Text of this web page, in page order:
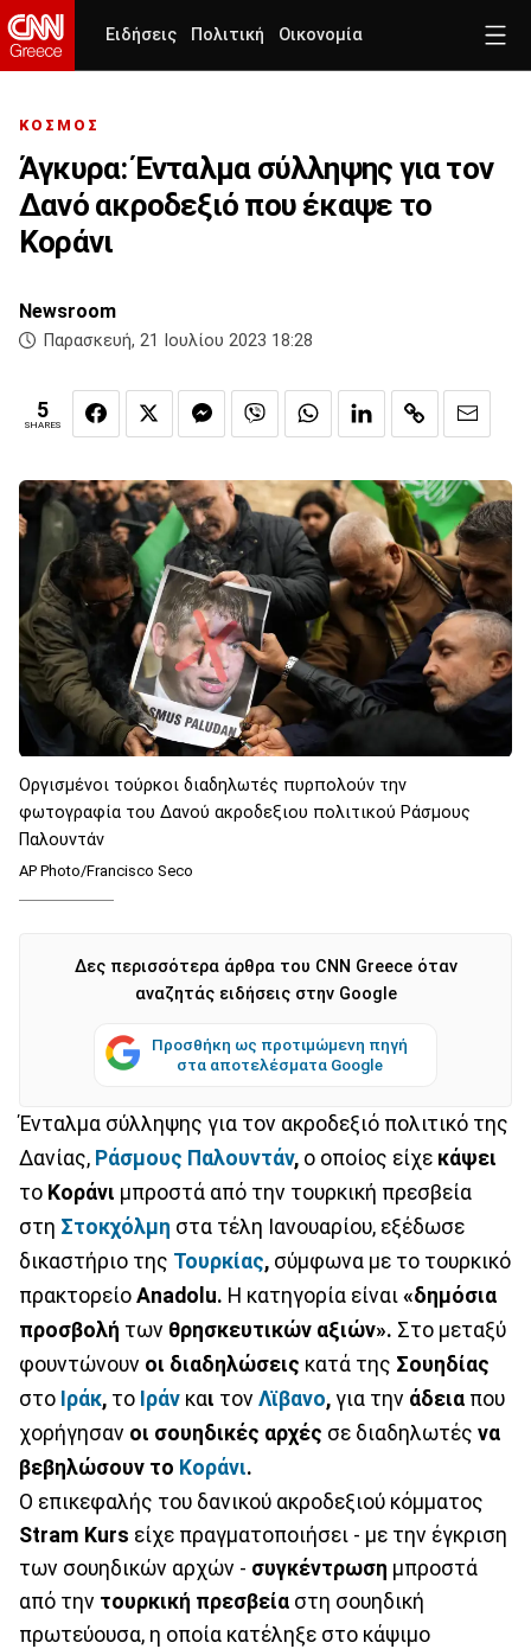
Ειδήσεις Πολιτική Οικονομία
ΚΟΣΜΟΣ
Άγκυρα: Ένταλμα σύλληψης για τον
Δανό ακροδεξιό που έκαψε το
Κοράνι
Newsroom
Παρασκευή, 21 Ιουλίου 2023 18:28
5
SHARES
Οργισμένοι τούρκοι διαδηλωτές πυρπολούν την
φωτογραφία του Δανού ακροδεξιου πολιτικού Ράσμους
Παλουντάν
AP Photo/Francisco Seco
Δες περισσότερα άρθρα του CNN Greece όταν
αναζητάς ειδήσεις στην Google
Προσθήκη ως προτιμώμενη πηγή
στα αποτελέσματα Google
Ένταλμα σύλληψης για τον ακροδεξιό πολιτικό της
Δανίας, Ράσμους Παλουντάν, ο οποίος είχε κάψει
το Κοράνι μπροστά από την τουρκική πρεσβεία
στη Στοκχόλμη στα τέλη Ιανουαρίου, εξέδωσε
δικαστήριο της Τουρκίας, σύμφωνα με το τουρκικό
πρακτορείο Anadolu. Η κατηγορία είναι «δημόσια
προσβολή των θρησκευτικών αξιών». Στο μεταξύ
φουντώνουν οι διαδηλώσεις κατά της Σουηδίας
στο Ιράκ, το Ιράν και τον Λϊβανο, για την άδεια που
χορήγησαν οι σουηδικές αρχές σε διαδηλωτές να
βεβηλώσουν το Κοράνι.
Ο επικεφαλής του δανικού ακροδεξιού κόμματος
Stram Kurs είχε πραγματοποιήσει - με την έγκριση
των σουηδικών αρχών - συγκέντρωση μπροστά
από την τουρκική πρεσβεία στη σουηδική
πρωτεύουσα, η οποία κατέληξε στο κάψιμο